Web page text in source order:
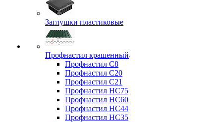
Заглушки пластиковые
Профнастил крашенный
Профнастил С8
Профнастил С20
Профнастил С21
Профнастил НС75
Профнастил НС60
Профнастил НС44
Профнастил НС35